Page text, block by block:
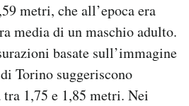
metri, che all’epoca era
media di un maschio adulto.
basate sull’immagine
Torino suggeriscono
tra 1,75 e 1,85 metri. Nei